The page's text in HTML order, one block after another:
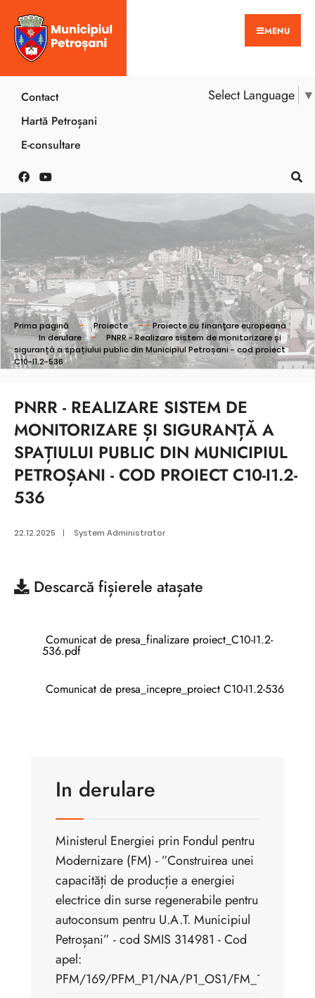
MENU
Select Language ▼
Contact
Hartă Petroșani
E-consultare
Prima pagină Proiecte
Proiecte cu finanţare europeană
In derulare
PNRR - Realizare sistem de monitorizare și
siguranță a spațiului public din Municipiul Petroșani - cod proiect
C10-I1.2-536
PNRR - REALIZARE SISTEM DE
MONITORIZARE ȘI SIGURANȚĂ A
SPAȚIULUI PUBLIC DIN MUNICIPIUL
PETROȘANI - COD PROIECT C10-I1.2-
536
22.12.2025 | System Administrator
Descarcă fișierele atașate
Comunicat de presa_finalizare proiect_C10-I1.2-
536.pdf
Comunicat de presa_incepre_proiect C10-I1.2-536
In derulare
Ministerul Energiei prin Fondul pentru
Modernizare (FM) - ”Construirea unei
capacități de producție a energiei
electrice din surse regenerabile pentru
autoconsum pentru U.A.T. Municipiul
Petroșani” - cod SMIS 314981 - Cod
apel:
PFM/169/PFM_P1/NA/P1_OS1/FM_1.1